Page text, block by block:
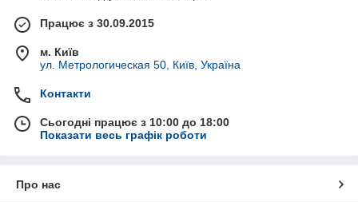
Працює з 30.09.2015
м. Київ
ул. Метрологическая 50, Київ, Україна
Контакти
Сьогодні працює з 10:00 до 18:00
Показати весь графік роботи
Про нас